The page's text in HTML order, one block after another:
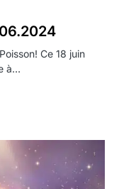
Ce 18 juin
à…